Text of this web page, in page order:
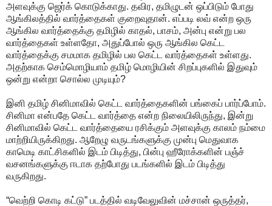
அளவுக்கு ஜெர்க் கொடுக்காது. தவிர, தமிழுடன் ஒப்பிடும் போது
ஆங்கிலத்தில் வார்த்தைகள் குறைவுதான். எப்படி லவ் என்ற ஒரு
ஆங்கில வார்த்தைக்கு தமிழில் காதல், பாசம், அன்பு என்று பல
வார்த்தைகள் உள்ளதோ, அதுப்போல் ஒரு ஆங்கில கெட்ட
வார்த்தைக்கு சமமாக தமிழில் பல கெட்ட வார்த்தைகள் உள்ளது.
அதற்காக செம்மொழியாம் தமிழ் மொழியின் சிறப்புகளில் இதுவும்
ஒன்று என்றா சொல்ல முடியும்?
இனி தமிழ் சினிமாவில் கெட்ட வார்த்தைகளின் பங்கைப் பார்ப்போம்.
சினிமா என்பதே கெட்ட வார்த்தை என்ற நிலையிலிருந்து, இன்று
சினிமாவில் கெட்ட வார்த்தையை ரசிக்கும் அளவுக்கு காலம் நம்மை
மாற்றியிருக்கிறது. ஆறேழு வருடங்களுக்கு முன்பு மெதுவாக
காமெடி காட்சிகளில் இடம் பிடித்து, பின்பு ஹீரோக்களின் பஞ்ச்
வசனங்களுக்கு ஈடாக தற்போது படங்களில் இடம் பிடித்து
வருகிறது.
“வெற்றி கொடி கட்டு” படத்தில் வடிவேலுவின் மச்சான் ஒருத்தர்,